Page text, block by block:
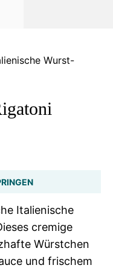
Wurst-
Italienische
cremige
Würstchen
und frischem